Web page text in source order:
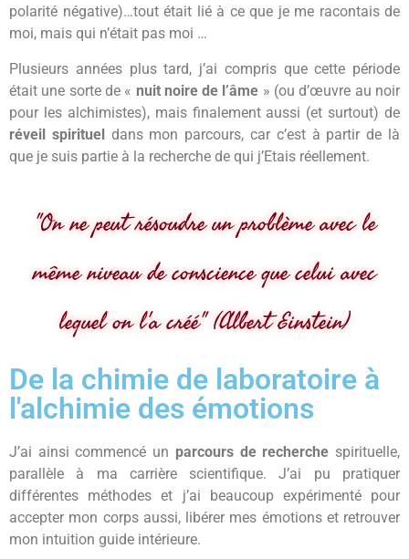
polarité négative)…tout était lié à ce que je me racontais de
moi, mais qui n’était pas moi …
Plusieurs années plus tard, j’ai compris que cette période
était une sorte de « nuit noire de l’âme » (ou d’œuvre au noir
pour les alchimistes), mais finalement aussi (et surtout) de
réveil spiritueldans mon parcours, car c’est à partir de là
que je suis partie à la recherche de qui j’Etais réellement.
"On ne peut résoudre un problème avec le
même niveau de conscience que celui avec
lequel on l'a créé" (Albert Einstein)
De la chimie de laboratoire à
l'alchimie des émotions
J’ai ainsi commencé un parcours de recherche spirituelle,
parallèle à ma carrière scientifique. J’ai pu pratiquer
différentes méthodes et j’ai beaucoup expérimenté pour
accepter mon corps aussi, libérer mes émotions et retrouver
mon intuition guide intérieure.